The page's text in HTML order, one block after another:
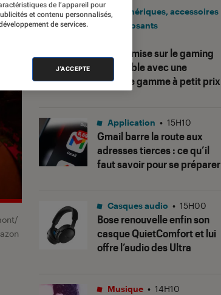
Corsair mise sur le gaming
accessible avec une
nouvelle gamme à petit prix
Périphériques, accessoires
et composants
Gmail barre la route aux
adresses tierces : ce qu’il
faut savoir pour se préparer
Application • 15H10
Bose renouvelle enfin son
casque QuietComfort et lui
offre l’audio des Ultra
Casques audio • 15H00
Musique • 14H10
de l’appareil pour
et contenu personnalisés,
de services.
J'ACCEPTE